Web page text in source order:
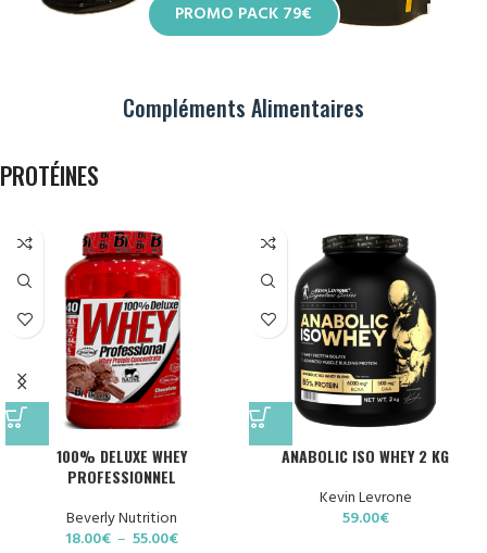
PROMO PACK 79€
Compléments Alimentaires
PROTÉINES
100% DELUXE WHEY
PROFESSIONNEL
Beverly Nutrition
18.00€ – 55.00€
ANABOLIC ISO WHEY 2 KG
Kevin Levrone
59.00€